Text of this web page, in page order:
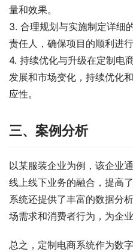
量和效果。
3. 合理规划与实施制定详细
责任人，确保项目的顺利进行
4. 持续优化与升级在定制电
发展和市场变化，持续优化
应性。
三、案例分析
以某服装企业为例，该企业
线上线下业务的融合，提高
系统还提供了丰富的数据分
场需求和消费者行为，为企
总之，定制电商系统作为数